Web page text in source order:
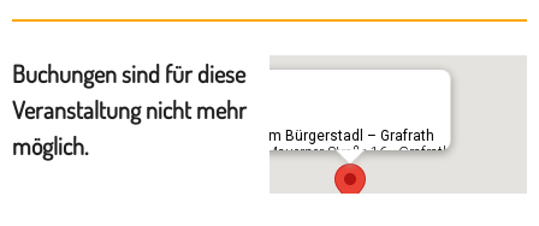
Buchungen sind für diese
Veranstaltung nicht mehr
möglich.
Im Bürgerstadl – Grafrath
Mauerner Straße 16 - Grafrath